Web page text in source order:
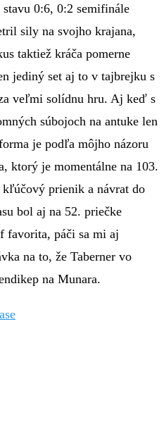
0:6, 0:2 semifinále
sily na svojho krajana,
taktiež kráča pomerne
jediný set aj to v tajbrejku s
veľmi solídnu hru. Aj keď s
súbojoch na antuke len
je podľa môjho názoru
ktorý je momentálne na 103.
kľúčový prienik a návrat do
bol aj na 52. priečke
favorita, páči sa mi aj
na to, že Taberner vo
na Munara.